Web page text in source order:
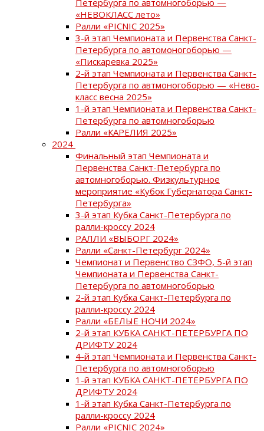
«НЕВОКЛАСС лето»
Ралли «PICNIC 2025»
3-й этап Чемпионата и Первенства Санкт-
Петербурга по автомоногоборью —
«Пискаревка 2025»
2-й этап Чемпионата и Первенства Санкт-
Петербурга по автмоногоборью — «Нево-
класс весна 2025»
1-й этап Чемпионата и Первенства Санкт-
Петербурга по автомногоборью
Ралли «КАРЕЛИЯ 2025»
2024
Финальный этап Чемпионата и
Первенства Санкт-Петербурга по
автомногоборью. Физкультурное
мероприятие «Кубок Губернатора Санкт-
Петербурга»
3-й этап Кубка Санкт-Петербурга по
ралли-кроссу 2024
РАЛЛИ «ВЫБОРГ 2024»
Ралли «Санкт-Петербург 2024»
Чемпионат и Первенство СЗФО, 5-й этап
Чемпионата и Первенства Санкт-
Петербурга по автомногоборью
2-й этап Кубка Санкт-Петербурга по
ралли-кроссу 2024
Ралли «БЕЛЫЕ НОЧИ 2024»
2-й этап КУБКА САНКТ-ПЕТЕРБУРГА ПО
ДРИФТУ 2024
4-й этап Чемпионата и Первенства Санкт-
Петербурга по автомногоборью
1-й этап КУБКА САНКТ-ПЕТЕРБУРГА ПО
ДРИФТУ 2024
1-й этап Кубка Санкт-Петербурга по
ралли-кроссу 2024
Ралли «PICNIC 2024»